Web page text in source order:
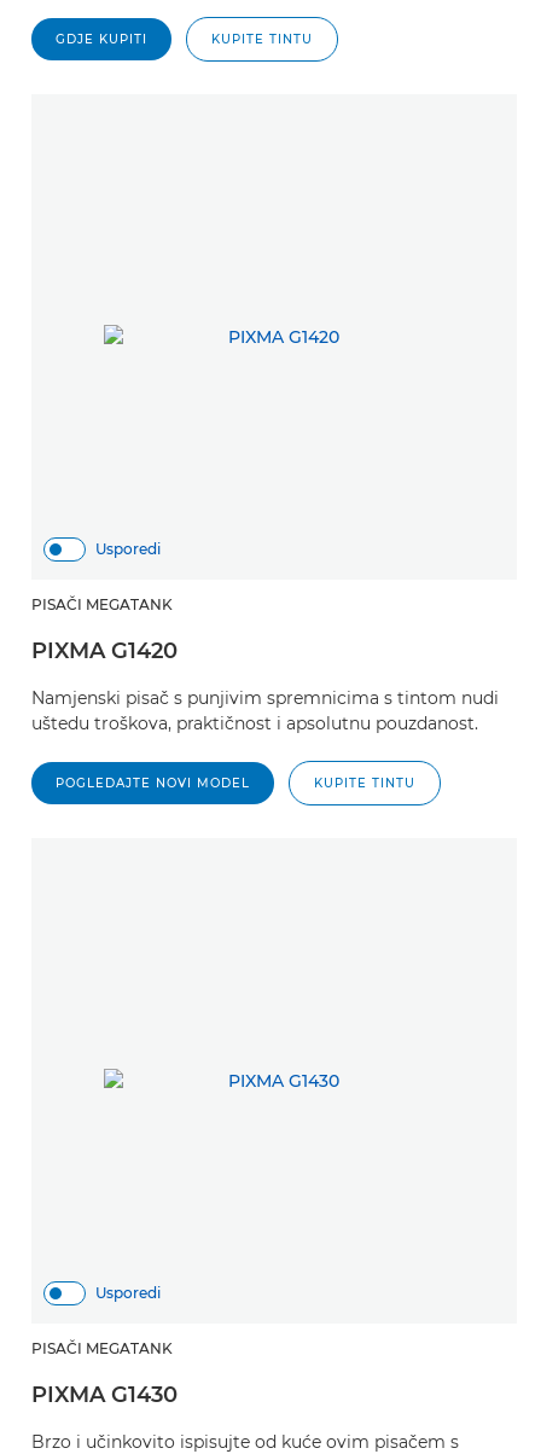
GDJE KUPITI KUPITE TINTU
Usporedi
PISAČI MEGATANK
PIXMA G1420
Namjenski pisač s punjivim spremnicima s tintom nudi
uštedu troškova, praktičnost i apsolutnu pouzdanost.
POGLEDAJTE NOVI MODEL KUPITE TINTU
Usporedi
PISAČI MEGATANK
PIXMA G1430
Brzo i učinkovito ispisujte od kuće ovim pisačem s